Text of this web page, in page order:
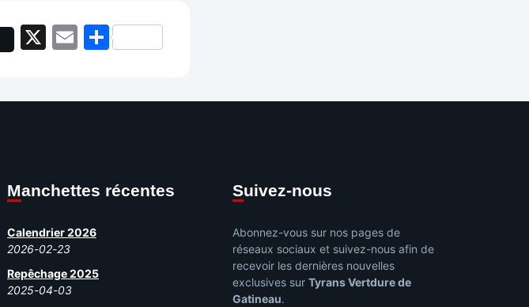
X EmailShare
Manchettes récentes
Calendrier 2026
2026-02-23
Repêchage 2025
2025-04-03
Suivez-nous
Abonnez-vous sur nos pages de
réseaux sociaux et suivez-nous afin de
recevoir les dernières nouvelles
exclusives sur Tyrans Vertdure de
Gatineau.